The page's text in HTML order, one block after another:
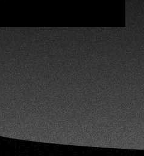
マイル（O.A.）